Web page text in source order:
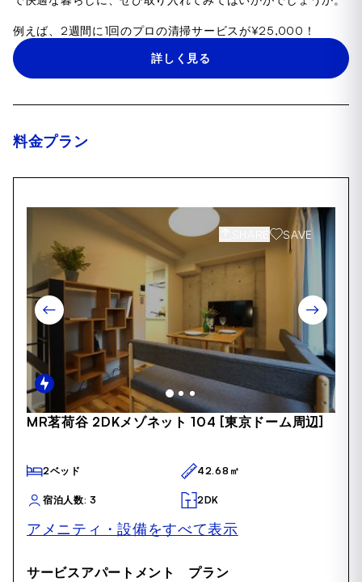
例えば、2週間に1回のプロの清掃サービスが¥25,000！
詳しく見る
料金プラン
Item
37
SHARE SAVE
MR茗荷谷 2DKメゾネット 104 [東京ドーム周辺]
2ベッド 42.68㎡
宿泊人数: 3 2DK
アメニティ・設備をすべて表示
サービスアパートメント プラン